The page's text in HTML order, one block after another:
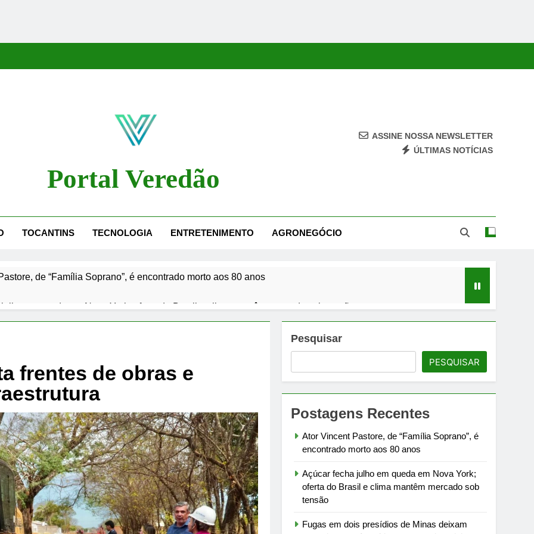
Portal Veredão
ASSINE NOSSA NEWSLETTER
ÚLTIMAS NOTÍCIAS
TOCANTINS TECNOLOGIA ENTRETENIMENTO AGRONEGÓCIO
de “Família Soprano”, é encontrado morto aos 80 anos
em queda em Nova York; oferta do Brasil e clima mantêm mercado sob tensão
presídios de Minas deixam nove detentos foragidos e reacendem debate sobre infraestrutura carcerária
Siqueira Campos entrega revitalização da Avenida Siqueira Campos à meia-noite de 1º de agosto
classifica Cuba como ameaça primária em relatório do Departamento de Estado
julho: os 10 filmes mais comentados do mês
frentes de obras e
Pesquisar
PESQUISAR
Postagens Recentes
Ator Vincent Pastore, de “Família Soprano”, é
encontrado morto aos 80 anos
Açúcar fecha julho em queda em Nova York;
oferta do Brasil e clima mantêm mercado sob
tensão
Fugas em dois presídios de Minas deixam